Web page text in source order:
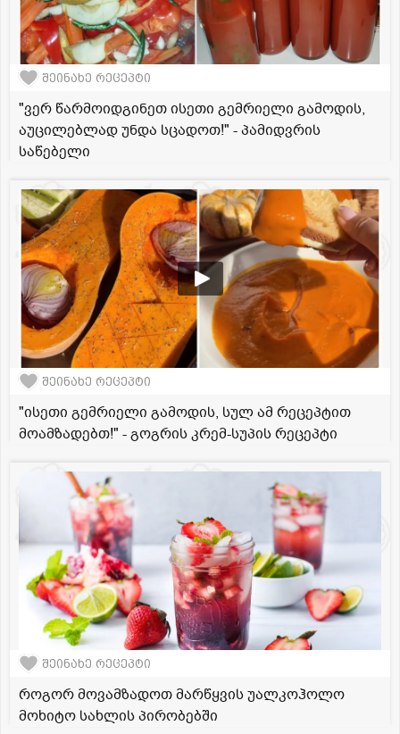
შეინახე რეცეპტი
"ვერ წარმოიდგინეთ ისეთი გემრიელი გამოდის,
აუცილებლად უნდა სცადოთ!" - პამიდვრის
საწებელი
შეინახე რეცეპტი
"ისეთი გემრიელი გამოდის, სულ ამ რეცეპტით
მოამზადებთ!" - გოგრის კრემ-სუპის რეცეპტი
შეინახე რეცეპტი
როგორ მოვამზადოთ მარწყვის უალკოჰოლო
მოხიტო სახლის პირობებში